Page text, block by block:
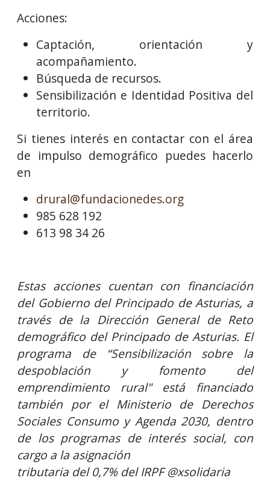
Acciones:
Captación, orientación y
acompañamiento.
Búsqueda de recursos.
Sensibilización e Identidad Positiva del
territorio.
Si tienes interés en contactar con el área
de impulso demográfico puedes hacerlo
en
drural@fundacionedes.org
985 628 192
613 98 34 26
Estas acciones cuentan con financiación
del Gobierno del Principado de Asturias, a
través de la Dirección General de Reto
demográfico del Principado de Asturias. El
programa de “Sensibilización sobre la
despoblación y fomento del
emprendimiento rural" está financiado
también por el Ministerio de Derechos
Sociales Consumo y Agenda 2030, dentro
de los programas de interés social, con
cargo a la asignación
tributaria del 0,7% del IRPF @xsolidaria